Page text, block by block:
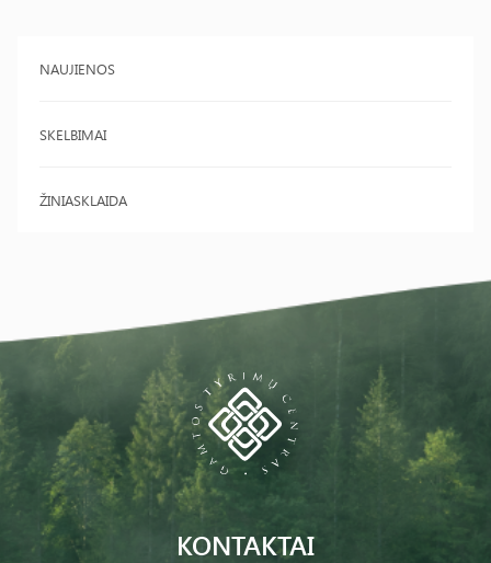
NAUJIENOS
SKELBIMAI
ŽINIASKLAIDA
KONTAKTAI